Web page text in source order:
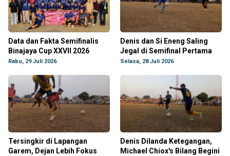
Data dan Fakta Semifinalis
Binajaya Cup XXVII 2026
Rabu, 29 Juli 2026
Denis dan Si Eneng Saling
Jegal di Semifinal Pertama
Selasa, 28 Juli 2026
Tersingkir di Lapangan
Garem, Dejan Lebih Fokus
Denis Dilanda Ketegangan,
Michael Chiox's Bilang Begini